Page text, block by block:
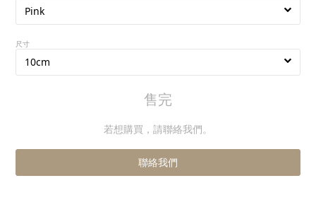
尺寸
售完
若想購買，請聯絡我們。
聯絡我們